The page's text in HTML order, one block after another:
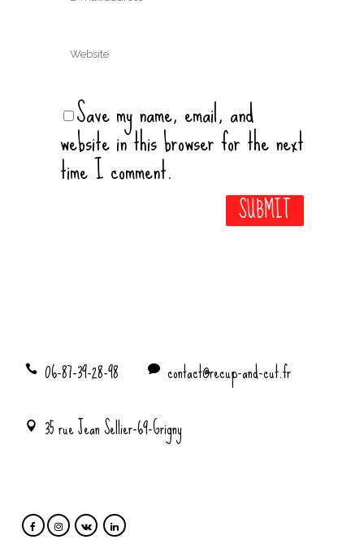
Save my name, email, and
website in this browser for the next
time I comment.
06-87-39-28-98
contact@recup-and-cut.fr
35 rue Jean Sellier-69-Grigny